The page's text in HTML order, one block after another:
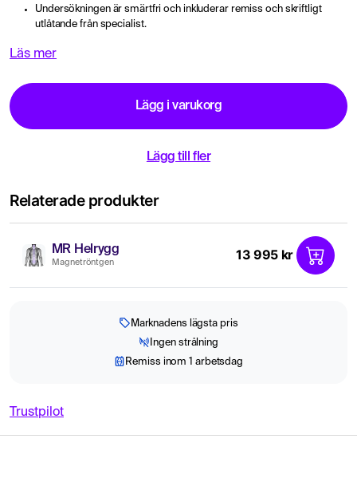
Undersökningen är smärtfri och inkluderar remiss och skriftligt
utlåtande från specialist.
Läs mer
Lägg i varukorg
Lägg till fler
Relaterade produkter
MR Helrygg
Magnetröntgen 13 995 kr
Marknadens lägsta pris
Ingen strålning
Remiss inom 1 arbetsdag
Trustpilot